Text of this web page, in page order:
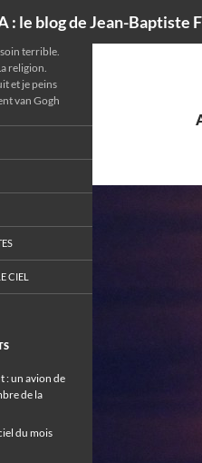
: le blog de Jean-Baptiste
terrible.
religion.
et je peins
van Gogh
CIEL
: un avion de
de la
du mois